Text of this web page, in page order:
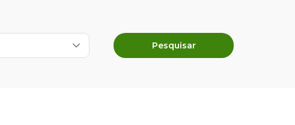
Pesquisar